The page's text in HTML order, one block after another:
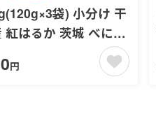
紅はるか 茨城 べには
いも サツマイモ お芋
お菓子 和菓子 和ス
円